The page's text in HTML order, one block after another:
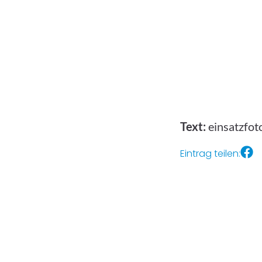
Text:
Eintrag teilen: